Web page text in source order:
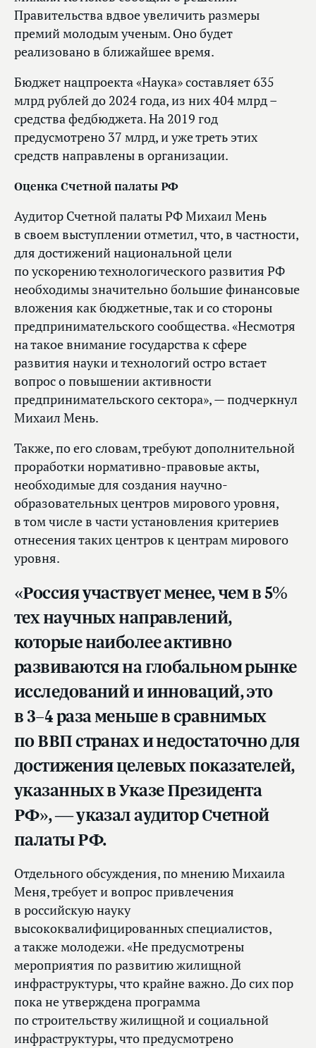
Правительства вдвое увеличить размеры
премий молодым ученым. Оно будет
реализовано в ближайшее время.
Бюджет нацпроекта «Наука» составляет 635
млрд рублей до 2024 года, из них 404 млрд –
средства федбюджета. На 2019 год
предусмотрено 37 млрд, и уже треть этих
средств направлены в организации.
Оценка Счетной палаты РФ
Аудитор Счетной палаты РФ Михаил Мень
в своем выступлении отметил, что, в частности,
для достижений национальной цели
по ускорению технологического развития РФ
необходимы значительно большие финансовые
вложения как бюджетные, так и со стороны
предпринимательского сообщества. «Несмотря
на такое внимание государства к сфере
развития науки и технологий остро встает
вопрос о повышении активности
предпринимательского сектора», — подчеркнул
Михаил Мень.
Также, по его словам, требуют дополнительной
проработки нормативно-правовые акты,
необходимые для создания научно-
образовательных центров мирового уровня,
в том числе в части установления критериев
отнесения таких центров к центрам мирового
уровня.
«Россия участвует менее, чем в 5%
тех научных направлений,
которые наиболее активно
развиваются на глобальном рынке
исследований и инноваций, это
в 3–4 раза меньше в сравнимых
по ВВП странах и недостаточно для
достижения целевых показателей,
указанных в Указе Президента
РФ», — указал аудитор Счетной
палаты РФ.
Отдельного обсуждения, по мнению Михаила
Меня, требует и вопрос привлечения
в российскую науку
высококвалифицированных специалистов,
а также молодежи. «Не предусмотрены
мероприятия по развитию жилищной
инфраструктуры, что крайне важно. До сих пор
пока не утверждена программа
по строительству жилищной и социальной
инфраструктуры, что предусмотрено